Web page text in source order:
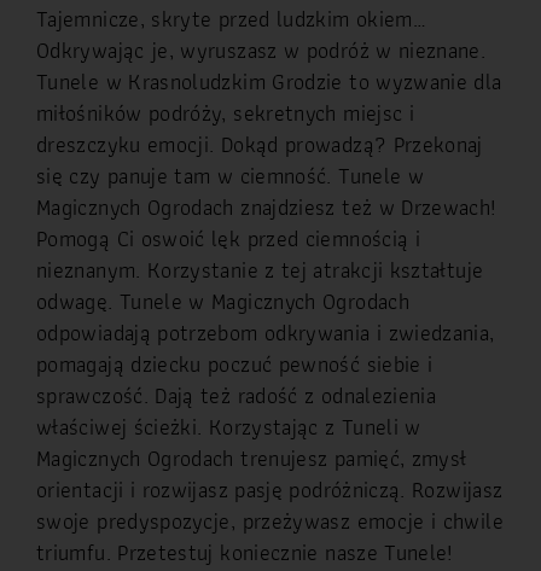
Tajemnicze, skryte przed ludzkim okiem…
Odkrywając je, wyruszasz w podróż w nieznane.
Tunele w Krasnoludzkim Grodzie to wyzwanie dla
miłośników podróży, sekretnych miejsc i
dreszczyku emocji. Dokąd prowadzą? Przekonaj
się czy panuje tam w ciemność. Tunele w
Magicznych Ogrodach znajdziesz też w Drzewach!
Pomogą Ci oswoić lęk przed ciemnością i
nieznanym. Korzystanie z tej atrakcji kształtuje
odwagę. Tunele w Magicznych Ogrodach
odpowiadają potrzebom odkrywania i zwiedzania,
pomagają dziecku poczuć pewność siebie i
sprawczość. Dają też radość z odnalezienia
właściwej ścieżki. Korzystając z Tuneli w
Magicznych Ogrodach trenujesz pamięć, zmysł
orientacji i rozwijasz pasję podróżniczą. Rozwijasz
swoje predyspozycje, przeżywasz emocje i chwile
triumfu. Przetestuj koniecznie nasze Tunele!